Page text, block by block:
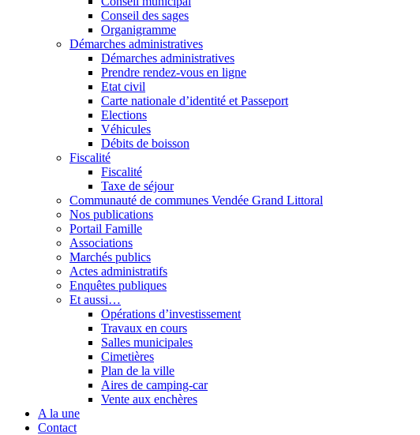
Conseil des sages
Organigramme
Démarches administratives
Démarches administratives
Prendre rendez-vous en ligne
Etat civil
Carte nationale d’identité et Passeport
Elections
Véhicules
Débits de boisson
Fiscalité
Fiscalité
Taxe de séjour
Communauté de communes Vendée Grand Littoral
Nos publications
Portail Famille
Associations
Marchés publics
Actes administratifs
Enquêtes publiques
Et aussi…
Opérations d’investissement
Travaux en cours
Salles municipales
Cimetières
Plan de la ville
Aires de camping-car
Vente aux enchères
A la une
Contact